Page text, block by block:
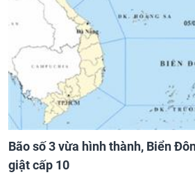
Bão số 3 vừa hình thành, Biển
giật cấp 10